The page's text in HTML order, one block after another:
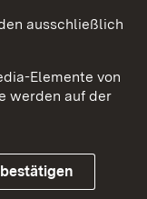
ausschließlich
Elemente von
werden auf der